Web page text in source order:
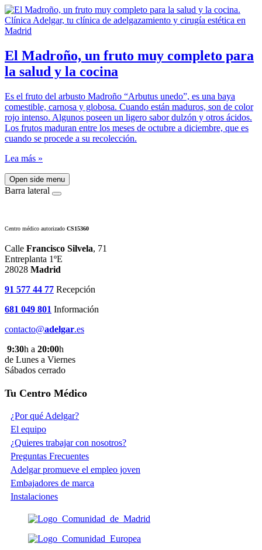
El Madroño, un fruto muy completo para
la salud y la cocina
Es el fruto del arbusto Madroño “Arbutus unedo”, es una baya
comestible, carnosa y globosa. Cuando están maduros, son de color
rojo intenso. Algunos poseen un ligero sabor dulzón y otros ácidos.
Los frutos maduran entre los meses de octubre a diciembre, que es
cuando se procede a su recolección.
Lea más »
Open side menu
Barra lateral
Centro médico autorizado CS15360
Calle Francisco Silvela, 71
Entreplanta 1ºE
28028 Madrid
91 577 44 77 Recepción
681 049 801 Información
contacto@adelgar.es
9:30h a 20:00h
de Lunes a Viernes
Sábados cerrado
Tu Centro Médico
¿Por qué Adelgar?
El equipo
¿Quieres trabajar con nosotros?
Preguntas Frecuentes
Adelgar promueve el empleo joven
Embajadores de marca
Instalaciones